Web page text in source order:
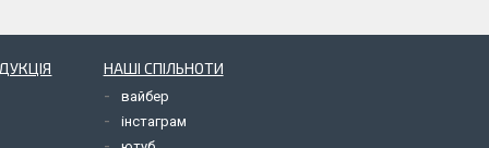
НАШІ СПІЛЬНОТИ
вайбер
інстаграм